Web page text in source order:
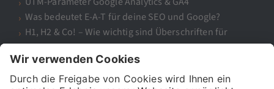
Was bedeutet E-A-T für deine SEO und Google?
H1, H2 & Co! – Wie wichtig sind Überschriften für
SEO?